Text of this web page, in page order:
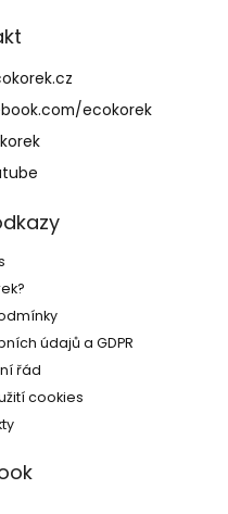
ecokorek
údajů a GDPR
řád
cookies